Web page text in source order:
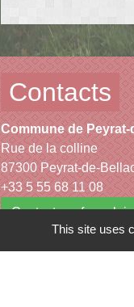
Contacts
Commune de
Rue de la colline
87300 Peyrat-de-
+33 5 55 68 11 08
Contact par
This site uses